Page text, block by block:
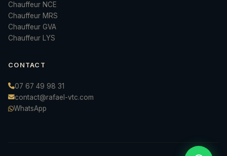
Chauffeur NCE
Chauffeur MRS
Chauffeur GVA
Chauffeur LYS
CONTACT
07 67 49 98 31
contact@rafael-vtc.com
WhatsApp